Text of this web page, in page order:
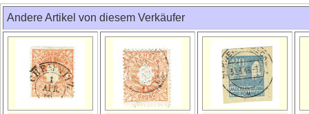
Andere Artikel von diesem Verkäufer